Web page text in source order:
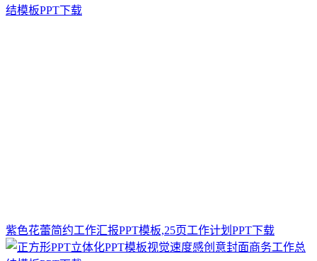
紫色花蕾简约工作汇报PPT模板,25页工作计划PPT下载